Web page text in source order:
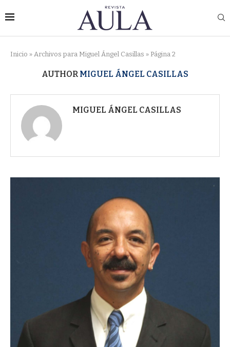
Inicio » Archivos para Miguel Ángel Casillas » Página 2
AUTHOR MIGUEL ÁNGEL CASILLAS
MIGUEL ÁNGEL CASILLAS